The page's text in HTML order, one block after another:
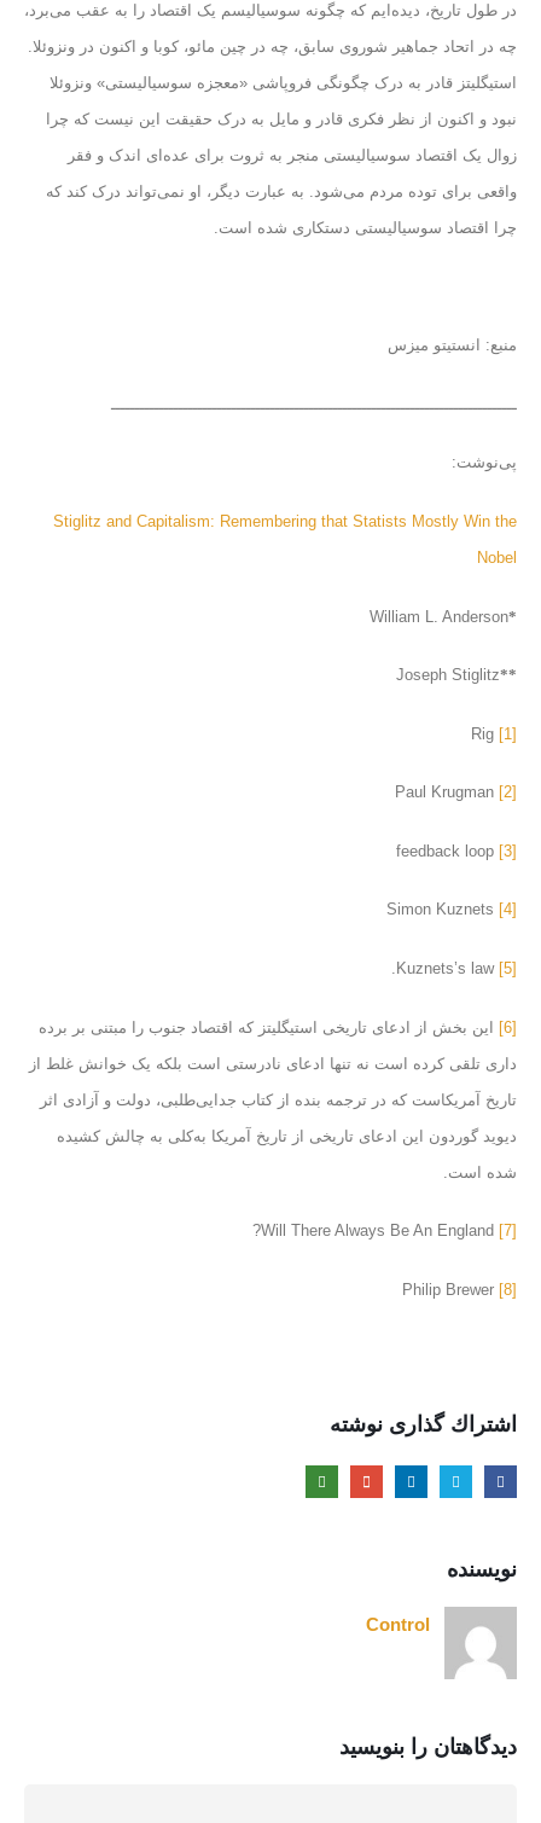
در طول تاریخ، دیده‌ایم که چگونه سوسیالیسم یک اقتصاد را به عقب می‌برد،
چه در اتحاد جماهیر شوروی سابق، چه در چین مائو، کوبا و اکنون در ونزوئلا.
استیگلیتز قادر به درک چگونگی فروپاشی «معجزه سوسیالیستی» ونزوئلا
نبود و اکنون از نظر فکری قادر و مایل به درک حقیقت این نیست که چرا
زوال یک اقتصاد سوسیالیستی منجر به ثروت برای عده‌ای اندک و فقر
واقعی برای توده مردم می‌شود. به عبارت دیگر، او نمی‌تواند درک کند که
چرا اقتصاد سوسیالیستی دستکاری شده است.
منبع: انستیتو میزس
ــــــــــــــــــــــــــــــــــــــــــــــــــــــــــــــــــــــــــــــــــــ
پی‌نوشت:
Stiglitz and Capitalism: Remembering that Statists Mostly Win the
Nobel
*
William L. Anderson
**
Joseph Stiglitz
[1]
[2]
[3]
[4]
[5]
Kuznets’s law.
[6]
این بخش از ادعای تاریخی استیگلیتز که اقتصاد جنوب را مبتنی بر برده
داری تلقی کرده است نه تنها ادعای نادرستی است بلکه یک خوانش غلط از
تاریخ آمریکاست که در ترجمه بنده از کتاب جدایی‌طلبی، دولت و آزادی اثر
دیوید گوردون این ادعای تاریخی از تاریخ آمریکا به‌کلی به چالش کشیده
شده است.
[7]
[8]
اشتراك گذاری نوشته
نویسنده
Control
دیدگاهتان را بنویسید